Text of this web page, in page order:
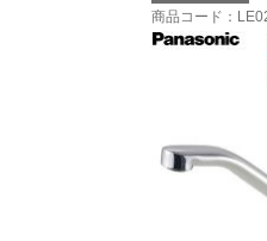
商品コード ：